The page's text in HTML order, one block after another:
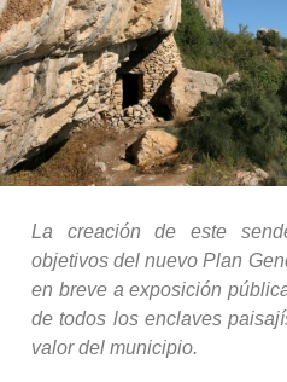
La creación de este
objetivos del nuevo Plan
en breve a exposición
de todos los enclaves
valor del municipio.